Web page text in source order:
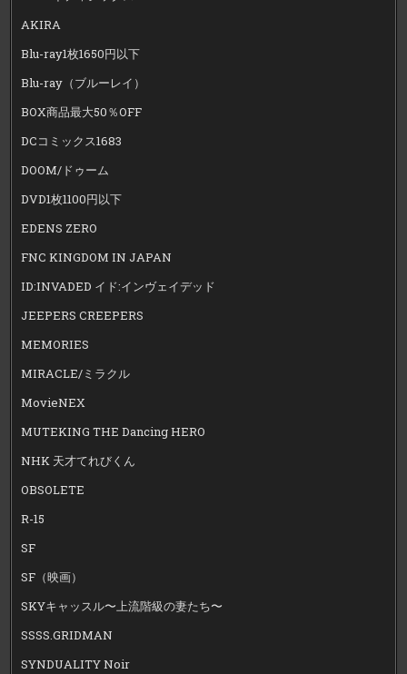
AKIRA
Blu-ray1枚1650円以下
Blu-ray（ブルーレイ）
BOX商品最大50％OFF
DCコミックス1683
DOOM/ドゥーム
DVD1枚1100円以下
EDENS ZERO
FNC KINGDOM IN JAPAN
ID:INVADED イド:インヴェイデッド
JEEPERS CREEPERS
MEMORIES
MIRACLE/ミラクル
MovieNEX
MUTEKING THE Dancing HERO
NHK 天才てれびくん
OBSOLETE
R-15
SF
SF（映画）
SKYキャッスル〜上流階級の妻たち〜
SSSS.GRIDMAN
SYNDUALITY Noir